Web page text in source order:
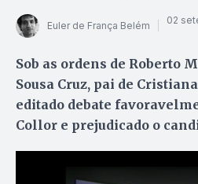
Euler de França Belém 02
Sob as ordens de Roberto
Sousa Cruz, pai de
editado debate
Collor e prejudicado o